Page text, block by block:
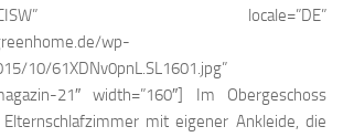
locale=”DE”
wp-
10/61XDNv0pnL.SL1601.jpg”
21″ width=”160″] Im Obergeschoss
mit eigener Ankleide, die